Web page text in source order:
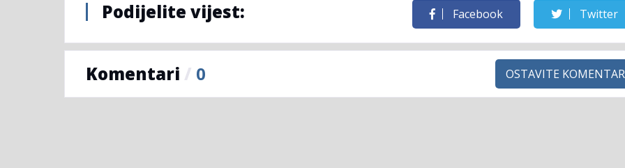
Podijelite vijest: Facebook Twitter
Komentari / 0 OSTAVITE KOMENTAR